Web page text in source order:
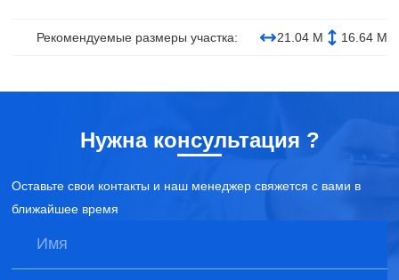
Рекомендуемые размеры участка: 21.04 М 16.64 М
Нужна консультация ?
Оставьте свои контакты и наш менеджер свяжется с вами в
ближайшее время